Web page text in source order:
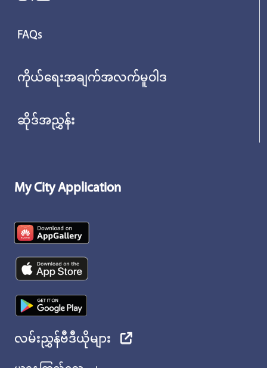
FAQs
ကိုယ်ရေးအချက်အလက်မူဝါဒ
ဆိုဒ်အညွှန်း
My City Application
လမ်းညွှန်ဗီဒီယိုများ